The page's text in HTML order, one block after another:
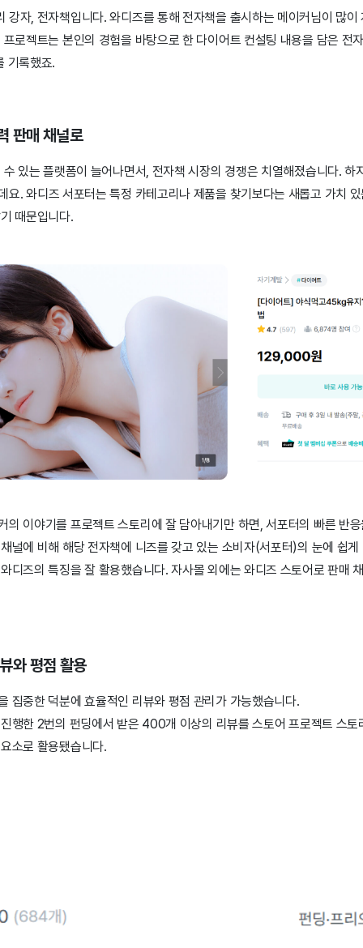
강자, 전자책입니다. 와디즈를 통해 전자책을 출시하는 메이커님이 많
프로젝트는 본인의 경험을 바탕으로 한 다이어트 컨설팅 내용을 담은
기록했죠.
판매 채널로
있는 플랫폼이 늘어나면서, 전자책 시장의 경쟁은 치열해졌습니다. 하
요.와디즈 서포터는 특정 카테고리나 제품을 찾기보다는 새롭고 가치
때문입니다.
의 이야기를 프로젝트 스토리에 잘 담아내기만 하면, 서포터의 빠른 반
널에 비해 해당 전자책에 니즈를 갖고 있는 소비자(서포터)의 눈에 쉽
디즈의 특징을 잘 활용했습니다. 자사몰 외에는 와디즈 스토어로 판매
와 평점 활용
집중한 덕분에 효율적인 리뷰와 평점 관리가 가능했습니다.
행한 2번의 펀딩에서 받은 400개 이상의 리뷰를 스토어 프로젝트 스토
소로 활용됐습니다.